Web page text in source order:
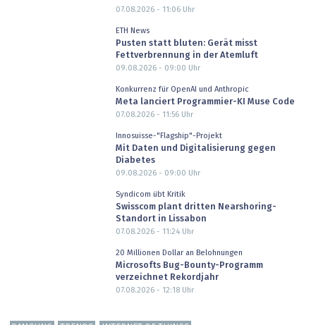
07.08.2026 - 11:06Uhr
ETH News
Pusten statt bluten: Gerät misst
Fettverbrennung in der Atemluft
09.08.2026 - 09:00 Uhr
Konkurrenz für OpenAI und Anthropic
Meta lanciert Programmier-KI Muse Code
07.08.2026 - 11:56Uhr
Innosuisse-"Flagship"-Projekt
Mit Daten und Digitalisierung gegen
Diabetes
09.08.2026 - 09:00 Uhr
Syndicom übt Kritik
Swisscom plant dritten Nearshoring-
Standort in Lissabon
07.08.2026 - 11:24Uhr
20 Millionen Dollar an Belohnungen
Microsofts Bug-Bounty-Programm
verzeichnet Rekordjahr
07.08.2026 - 12:18Uhr